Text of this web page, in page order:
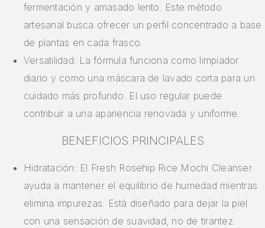
fermentación y amasado lento. Este método
artesanal busca ofrecer un perfil concentrado a base
de plantas en cada frasco.
Versatilidad: La fórmula funciona como limpiador
diario y como una máscara de lavado corta para un
cuidado más profundo. El uso regular puede
contribuir a una apariencia renovada y uniforme.
BENEFICIOS PRINCIPALES
Hidratación: El Fresh Rosehip Rice Mochi Cleanser
ayuda a mantener el equilibrio de humedad mientras
elimina impurezas. Está diseñado para dejar la piel
con una sensación de suavidad, no de tirantez.